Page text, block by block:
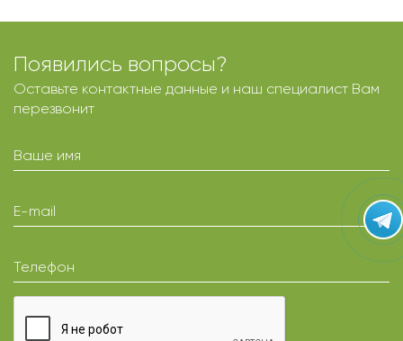
Появились вопросы?
Оставьте контактные данные и наш специалист Вам
перезвонит
Ваше имя
E-mail
Телефон